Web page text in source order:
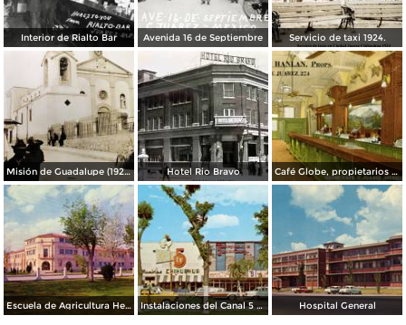
Interior de Rialto Bar Avenida 16 de Septiembre Servicio de taxi 1924.
Misión de Guadalupe (1924) Hotel Rio Bravo Café Globe, propietarios Mooney & Hanlan
Escuela de Agricultura Hermanos Escobar Instalaciones del Canal 5 XEJ TV Hospital General